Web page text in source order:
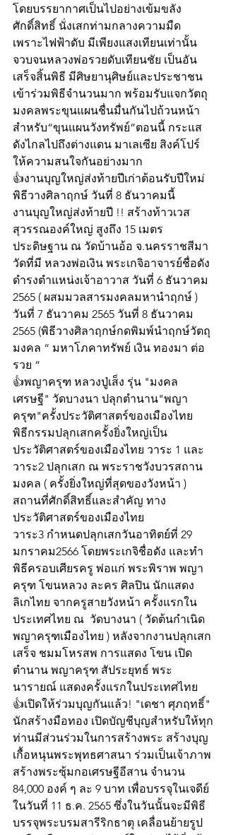
โดยบรรยากาศเป็นไปอย่างเข้มขลัง
ศักดิ์สิทธิ์ นั่งเสกท่ามกลางความมืด
เพราะไฟฟ้าดับ มีเพียงแสงเทียนเท่านั้น
จวบจนหลวงพ่อรวยดับเทียนชัย เป็นอัน
เสร็จสิ้นพิธี มีศิษยานุศิษย์และประชาชน
เข้าร่วมพิธีจำนวนมาก พร้อมรับแจกวัตถุ
มงคลพระขุนแผนชื่นมื่นกันไปถ้วนหน้า
สำหรับ“ขุนแผนวังทรัพย์”ตอนนี้ กระแส
ดังไกลไปถึงต่างแดน มาเลเซีย สิงค์โปร์
ให้ความสนใจกันอย่างมาก
👍งานบุญใหญ่ส่งท้ายปีเก่าต้อนรับปีใหม่
พิธีวางศิลาฤกษ์ วันที่ 8 ธันวาคมนี้
งานบุญใหญ่ส่งท้ายปี !! สร้างท้าวเวส
สุวรรณองค์ใหญ่ สูงถึง 15 เมตร
ประดิษฐาน ณ วัดบ้านอ้อ จ.นครราชสีมา
วัดที่มี หลวงพ่อเงิน พระเกจิอาจารย์ชื่อดัง
ดำรงตำแหน่งเจ้าอาวาส วันที่ 6 ธันวาคม
2565 ( ผสมมวลสารมงคลมหานำฤกษ์ )
วันที่ 7 ธันวาคม 2565 วันที่ 8 ธันวาคม
2565 (พิธีวางศิลาฤกษ์กดพิมพ์นำฤกษ์วัตถุ
มงคล “ มหาโภคาทรัพย์ เงิน ทองมา ต่อ
รวย “
👍พญาครุฑ หลวงปู่เส็ง รุ่น "มงคล
เศรษฐี" วัดบางนา ปลุกตำนาน"พญา
ครุฑ"ครั้งประวัติศาสตร์ของเมืองไทย
พิธีกรรมปลุกเสกครั้งยิ่งใหญ่เป็น
ประวัติศาสตร์ของเมืองไทย วาระ 1 และ
วาระ2 ปลุกเสก ณ พระราชวังบวรสถาน
มงคล ( ครั้งยิ่งใหญ่ที่สุดของวังหน้า )
สถานที่ศักดิ์สิทธิ์และสำคัญ ทาง
ประวัติศาสตร์ของเมืองไทย
วาระ3 กำหนดปลุกเสกวันอาทิตย์ที่ 29
มกราคม2566 โดยพระเกจิชื่อดัง และทำ
พิธีครอบเศียรครู พ่อแก่ พระพิราพ พญา
ครุฑ โขนหลวง ละคร ศิลปิน นักแสดง
ลิเกไทย จากครูสายวังหน้า ครั้งแรกใน
ประเทศไทย ณ  วัดบางนา ( วัดต้นกำเนิด
พญาครุฑเมืองไทย ) หลังจากงานปลุกเสก
เสร็จ ชมมโหรสพ การแสดง โขน เปิด
ตำนาน พญาครุฑ สัประยุทธ์​ พระ
นารายณ์ แสดงครั้งแรกในประเทศไทย
👍เปิดให้ร่วมบุญกันแล้ว! "เดชา ศุภฤทธิ์"
นักสร้างมือทอง เปิดบัญชีบุญสำหรับให้ทุก
ท่านมีส่วนร่วมในการสร้างพระ สร้างบุญ
เกื้อหนุนพระพุทธศาสนา ร่วมเป็นเจ้าภาพ
สร้างพระซุ้มกอเศรษฐีอีสาน จำนวน
84,000 องค์ ๆ ละ 9 บาท เพื่อบรรจุในเจดีย์
ในวันที่ 11 ธ.ค. 2565 ซึ่งในวันนั้นจะมีพิธี
บรรจุพระบรมสารีริกธาตุ เคลื่อนย้ายรูป